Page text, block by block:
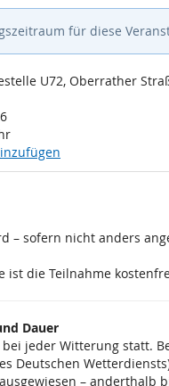
für diese
U72, Oberrather
– sofern nicht anders
ist die Teilnahme
Dauer
jeder Witterung statt.
Deutschen
– anderthalb